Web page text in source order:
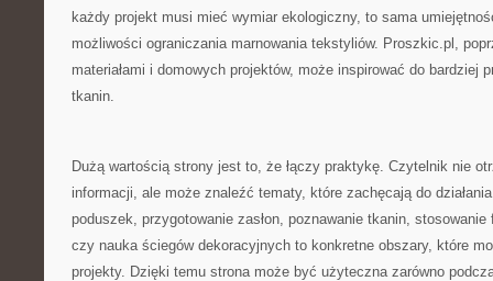
każdy projekt musi mieć wymiar ekologiczny, to sama
możliwości ograniczania marnowania tekstyliów. Proszkic.pl,
materiałami i domowych projektów, może inspirować do bardziej
tkanin.
Dużą wartością strony jest to, że łączy praktykę. Czytelnik nie
informacji, ale może znaleźć tematy, które zachęcają do
poduszek, przygotowanie zasłon, poznawanie tkanin,
czy nauka ściegów dekoracyjnych to konkretne obszary, które
projekty. Dzięki temu strona może być użyteczna zarówno